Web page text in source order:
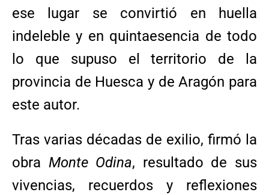
ese lugar se convirtió en huella
indeleble y en quintaesencia de todo
lo que supuso el territorio de la
provincia de Huesca y de Aragón para
este autor.
Tras varias décadas de exilio, firmó la
obra Monte Odina, resultado de sus
vivencias, recuerdos y reflexiones